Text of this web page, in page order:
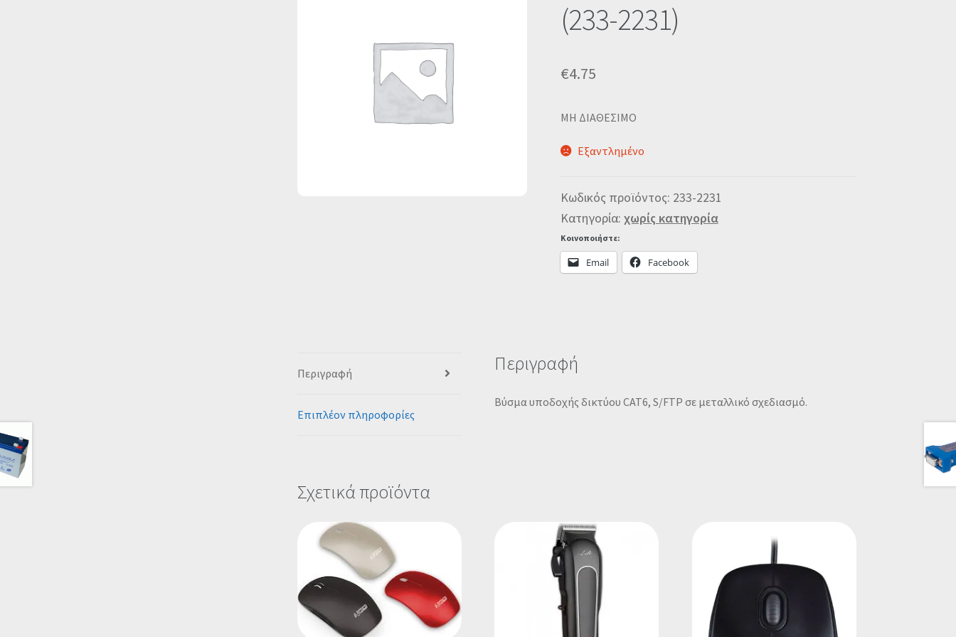
(233-2231)
€4.75
MΗ ΔΙΑΘΕΣΙΜΟ
Εξαντλημένο
Κωδικός προϊόντος: 233-2231
Κατηγορία: χωρίς κατηγορία
Κοινοποιήστε:
Email Facebook
Περιγραφή
Επιπλέον πληροφορίες
Περιγραφή
Βύσμα υποδοχής δικτύου CAT6, S/FTP σε μεταλλικό σχεδιασμό.
Σχετικά προϊόντα